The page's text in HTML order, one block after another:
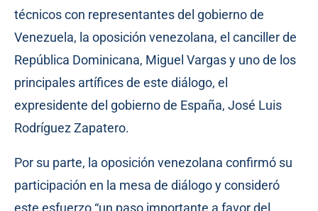
técnicos con representantes del gobierno de
Venezuela, la oposición venezolana, el canciller de
República Dominicana, Miguel Vargas y uno de los
principales artífices de este diálogo, el
expresidente del gobierno de España, José Luis
Rodríguez Zapatero.
Por su parte, la oposición venezolana confirmó su
participación en la mesa de diálogo y consideró
este esfuerzo “un paso importante a favor del